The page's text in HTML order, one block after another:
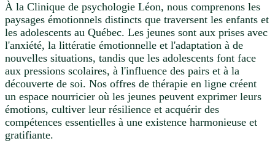
À la Clinique de psychologie Léon, nous comprenons les
paysages émotionnels distincts que traversent les enfants et
les adolescents au Québec. Les jeunes sont aux prises avec
l'anxiété, la littératie émotionnelle et l'adaptation à de
nouvelles situations, tandis que les adolescents font face
aux pressions scolaires, à l'influence des pairs et à la
découverte de soi. Nos offres de thérapie en ligne créent
un espace nourricier où les jeunes peuvent exprimer leurs
émotions, cultiver leur résilience et acquérir des
compétences essentielles à une existence harmonieuse et
gratifiante.